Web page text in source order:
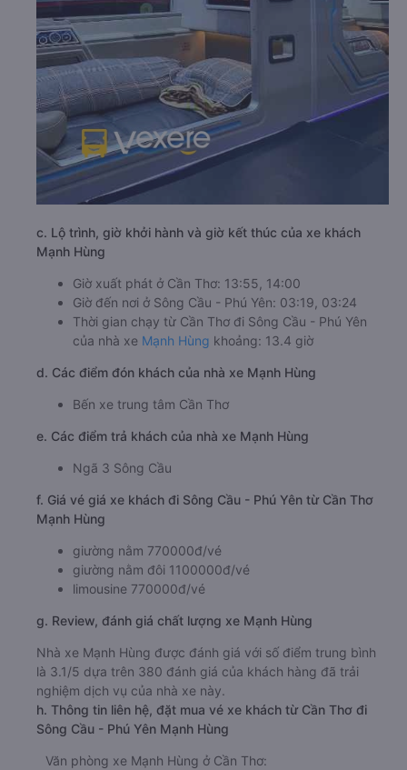
c. Lộ trình, giờ khởi hành và giờ kết thúc của xe khách
Mạnh Hùng
Giờ xuất phát ở Cần Thơ: 13:55, 14:00
Giờ đến nơi ở Sông Cầu - Phú Yên: 03:19, 03:24
Thời gian chạy từ Cần Thơ đi Sông Cầu - Phú Yên
của nhà xe Mạnh Hùng khoảng: 13.4 giờ
d. Các điểm đón khách của nhà xe Mạnh Hùng
Bến xe trung tâm Cần Thơ
e. Các điểm trả khách của nhà xe Mạnh Hùng
Ngã 3 Sông Cầu
f. Giá vé giá xe khách đi Sông Cầu - Phú Yên từ Cần Thơ
Mạnh Hùng
giường nằm 770000đ/vé
giường nằm đôi 1100000đ/vé
limousine 770000đ/vé
g. Review, đánh giá chất lượng xe Mạnh Hùng
Nhà xe Mạnh Hùng được đánh giá với số điểm trung bình
là 3.1/5 dựa trên 380 đánh giá của khách hàng đã trải
nghiệm dịch vụ của nhà xe này.
h. Thông tin liên hệ, đặt mua vé xe khách từ Cần Thơ đi
Sông Cầu - Phú Yên Mạnh Hùng
Văn phòng xe Mạnh Hùng ở Cần Thơ: